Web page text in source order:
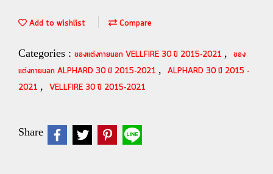
Add to wishlist Compare
Categories : ของแต่งภายนอก VELLFIRE 30 ปี 2015-2021 , ของ
แต่งภายนอก ALPHARD 30 ปี 2015-2021 , ALPHARD 30 ปี 2015 -
2021 , VELLFIRE 30 ปี 2015-2021
Share